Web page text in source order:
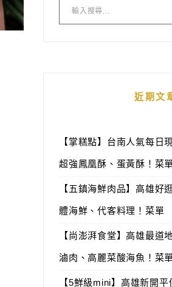
近期文
【掌糕點】台南人氣每日
超強鳳凰酥、蛋黃酥！菜單
【五鎮海鮮肉品】高雄好
體海鮮、代客料理！菜單
【尚澎湃食堂】高雄最道
滷肉、高麗菜酸海魚！菜單
【5鮮級mini】高雄新開平